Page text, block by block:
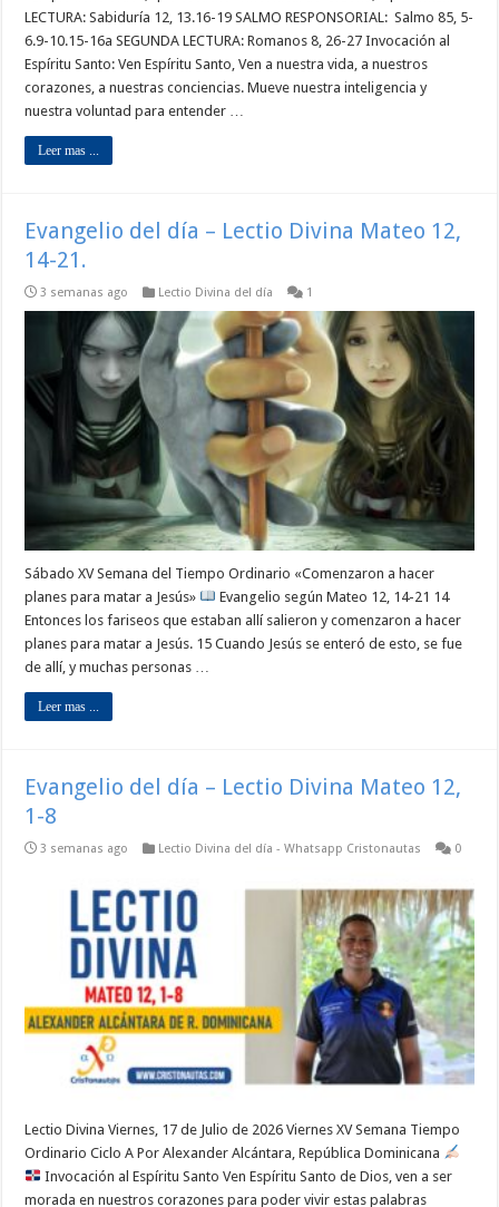
LECTURA: Sabiduría 12, 13.16-19 SALMO RESPONSORIAL: Salmo 85, 5-
6.9-10.15-16a SEGUNDA LECTURA: Romanos 8, 26-27 Invocación al
Espíritu Santo: Ven Espíritu Santo, Ven a nuestra vida, a nuestros
corazones, a nuestras conciencias. Mueve nuestra inteligencia y
nuestra voluntad para entender …
Leer mas ...
Evangelio del día – Lectio Divina Mateo 12,
14-21.
3 semanas ago Lectio Divina del día 1
Sábado XV Semana del Tiempo Ordinario «Comenzaron a hacer
planes para matar a Jesús»
Evangelio según Mateo 12, 14-21 14
Entonces los fariseos que estaban allí salieron y comenzaron a hacer
planes para matar a Jesús. 15 Cuando Jesús se enteró de esto, se fue
de allí, y muchas personas …
Leer mas ...
Evangelio del día – Lectio Divina Mateo 12,
1-8
3 semanas ago Lectio Divina del día - Whatsapp Cristonautas 0
Lectio Divina Viernes, 17 de Julio de 2026 Viernes XV Semana Tiempo
Ordinario Ciclo A Por Alexander Alcántara, República Dominicana
Invocación al Espíritu Santo Ven Espíritu Santo de Dios, ven a ser
morada en nuestros corazones para poder vivir estas palabras